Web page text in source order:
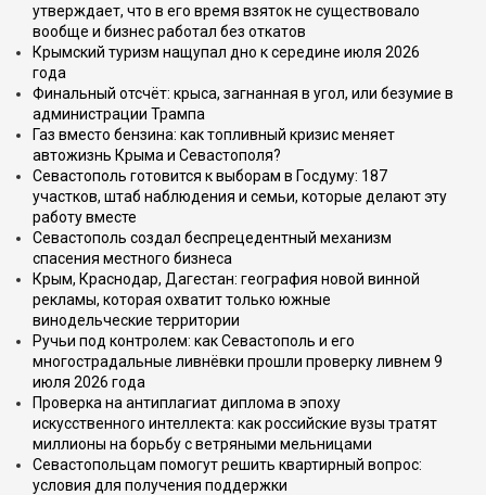
утверждает, что в его время взяток не существовало
вообще и бизнес работал без откатов
Крымский туризм нащупал дно к середине июля 2026
года
Финальный отсчёт: крыса, загнанная в угол, или безумие в
администрации Трампа
Газ вместо бензина: как топливный кризис меняет
автожизнь Крыма и Севастополя?
Севастополь готовится к выборам в Госдуму: 187
участков, штаб наблюдения и семьи, которые делают эту
работу вместе
Севастополь создал беспрецедентный механизм
спасения местного бизнеса
Крым, Краснодар, Дагестан: география новой винной
рекламы, которая охватит только южные
винодельческие территории
Ручьи под контролем: как Севастополь и его
многострадальные ливнёвки прошли проверку ливнем 9
июля 2026 года
Проверка на антиплагиат диплома в эпоху
искусственного интеллекта: как российские вузы тратят
миллионы на борьбу с ветряными мельницами
Севастопольцам помогут решить квартирный вопрос:
условия для получения поддержки